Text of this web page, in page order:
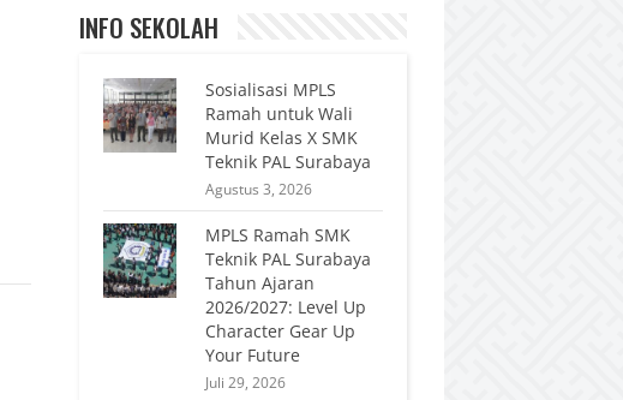
INFO SEKOLAH
Sosialisasi MPLS
Ramah untuk Wali
Murid Kelas X SMK
Teknik PAL Surabaya
Agustus 3, 2026
MPLS Ramah SMK
Teknik PAL Surabaya
Tahun Ajaran
2026/2027: Level Up
Character Gear Up
Your Future
Juli 29, 2026